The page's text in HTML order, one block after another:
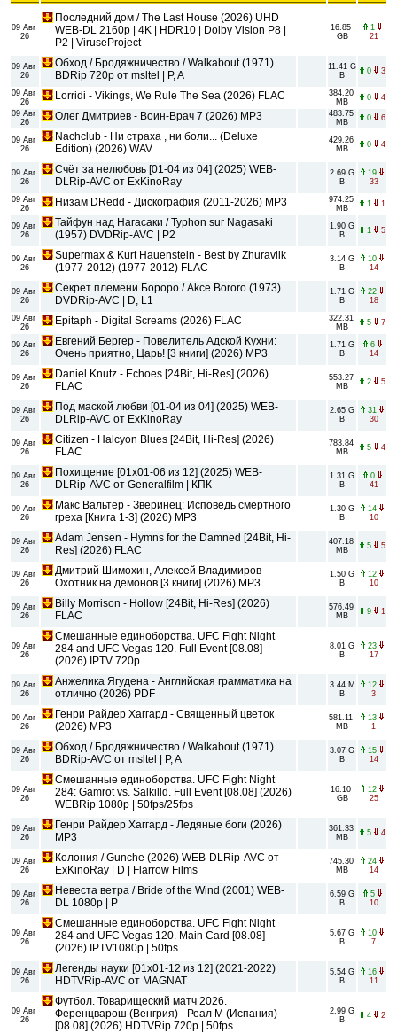
09 Авг
26
Последний дом / The Last House (2026) UHD
WEB-DL 2160p | 4K | HDR10 | Dolby Vision P8 |
P2 | ViruseProject
16.85
GB
1
21
09 Авг
26
Обход / Бродяжничество / Walkabout (1971)
BDRip 720p от msltel | P, A
11.41 G
B
0 3
09 Авг
26
Lorridi - Vikings, We Rule The Sea (2026) FLAC
384.20
MB
0
4
09 Авг
26
Олег Дмитриев - Воин-Врач 7 (2026) MP3
483.75
MB
0 6
09 Авг
26
Nachclub - Ни страха , ни боли... (Deluxe
Edition) (2026) WAV
429.26
MB
0 4
09 Авг
26
Счёт за нелюбовь [01-04 из 04] (2025) WEB-
DLRip-AVC от ExKinoRay
2.69 G
B
19
33
09 Авг
26
Низам DRedd - Дискография (2011-2026) MP3
974.25
MB
1 1
09 Авг
26
Тайфун над Нагасаки / Typhon sur Nagasaki
(1957) DVDRip-AVC | P2
1.90 G
B
1 5
09 Авг
26
Supermax & Kurt Hauenstein - Best by Zhuravlik
(1977-2012) (1977-2012) FLAC
3.14 G
B
10
14
09 Авг
26
Секрет племени Бороро / Akce Bororo (1973)
DVDRip-AVC | D, L1
1.71 G
B
22
18
09 Авг
26
Epitaph - Digital Screams (2026) FLAC
322.31
MB
5 7
09 Авг
26
Евгений Бергер - Повелитель Адской Кухни:
Очень приятно, Царь! [3 книги] (2026) MP3
1.71 G
B
6
14
09 Авг
26
Daniel Knutz - Echoes [24Bit, Hi-Res] (2026)
FLAC
553.27
MB
2 5
09 Авг
26
Под маской любви [01-04 из 04] (2025) WEB-
DLRip-AVC от ExKinoRay
2.65 G
B
31
30
09 Авг
26
Citizen - Halcyon Blues [24Bit, Hi-Res] (2026)
FLAC
783.84
MB
5 4
09 Авг
26
Похищение [01x01-06 из 12] (2025) WEB-
DLRip-AVC от Generalfilm | КПК
1.31 G
B
0
41
09 Авг
26
Макс Вальтер - Зверинец: Исповедь смертного
греха [Книга 1-3] (2026) MP3
1.30 G
B
14
10
09 Авг
26
Adam Jensen - Hymns for the Damned [24Bit, Hi-
Res] (2026) FLAC
407.18
MB
5 5
09 Авг
26
Дмитрий Шимохин, Алексей Владимиров -
Охотник на демонов [3 книги] (2026) MP3
1.50 G
B
12
10
09 Авг
26
Billy Morrison - Hollow [24Bit, Hi-Res] (2026)
FLAC
576.49
MB
9 1
09 Авг
26
Смешанные единоборства. UFC Fight Night
284 and UFC Vegas 120. Full Event [08.08]
(2026) IPTV 720p
8.01 G
B
23
17
09 Авг
26
Анжелика Ягудена - Английская грамматика на
отлично (2026) PDF
3.44 M
B
12
3
09 Авг
26
Генри Райдер Хаггард - Священный цветок
(2026) MP3
581.11
MB
13
1
09 Авг
26
Обход / Бродяжничество / Walkabout (1971)
BDRip-AVC от msltel | P, A
3.07 G
B
15
14
09 Авг
26
Смешанные единоборства. UFC Fight Night
284: Gamrot vs. Salkilld. Full Event [08.08] (2026)
WEBRip 1080p | 50fps/25fps
16.10
GB
12
25
09 Авг
26
Генри Райдер Хаггард - Ледяные боги (2026)
MP3
361.33
MB
5 4
09 Авг
26
Колония / Gunche (2026) WEB-DLRip-AVC от
ExKinoRay | D | Flarrow Films
745.30
MB
24
14
09 Авг
26
Невеста ветра / Bride of the Wind (2001) WEB-
DL 1080p | P
6.59 G
B
5
10
09 Авг
26
Смешанные единоборства. UFC Fight Night
284 and UFC Vegas 120. Main Card [08.08]
(2026) IPTV1080p | 50fps
5.67 G
B
10
7
09 Авг
26
Легенды науки [01x01-12 из 12] (2021-2022)
HDTVRip-AVC от MAGNAT
5.54 G
B
16
11
09 Авг
26
Футбол. Товарищеский матч 2026.
Ференцварош (Венгрия) - Реал М (Испания)
[08.08] (2026) HDTVRip 720p | 50fps
2.99 G
B
4 2